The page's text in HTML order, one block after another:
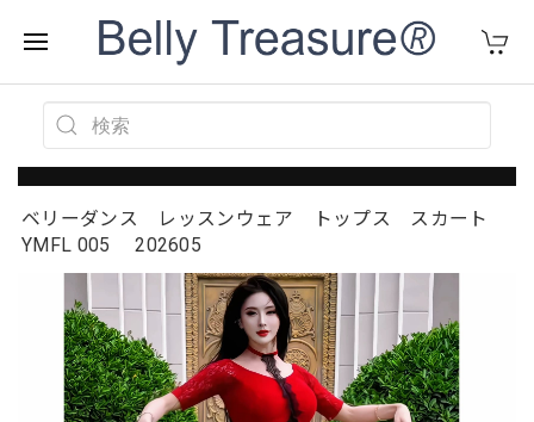
ベリーダンス レッスンウェア トップス スカート
YMFL 005 202605